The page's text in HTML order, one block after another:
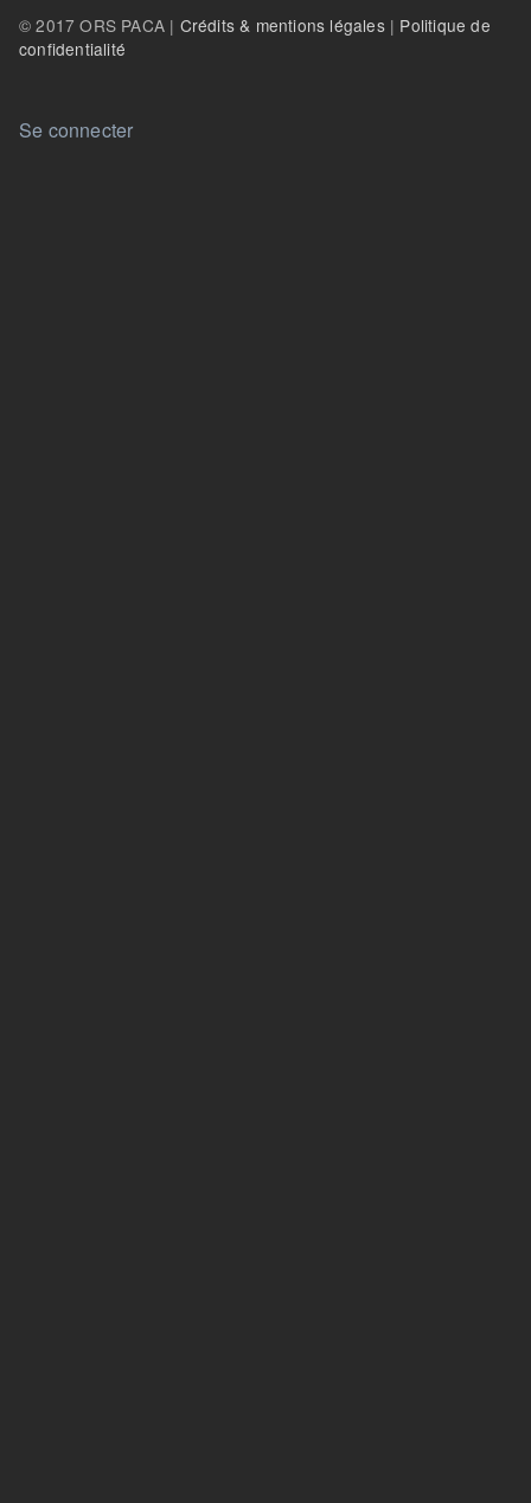
© 2017 ORS PACA | Crédits & mentions légales| Politique de
confidentialité
User account menu
Se connecter